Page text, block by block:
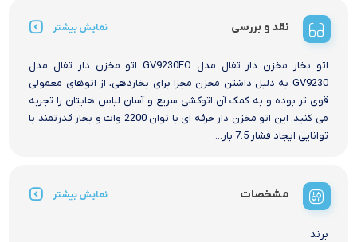
نقد و بررسی نمایش بیشتر
اتو بخار مخزن دار تفال مدل GV9230EO اتو مخزن دار تفال مدل
GV9230 به دلیل داشتن مخزن مجزا برای بخاردهی، از اتوهای معمولی
قوی ‌تر بوده و به کمک آن اتوکشی سریع و آسان لباس‌ هایتان را تجربه
می کنید. این اتو مخزن دار حرفه ای با توان 2200 وات و بخار قدرتمند با
توانایی ایجاد فشار 7.5 بار...
مشخصات نمایش بیشتر
برند